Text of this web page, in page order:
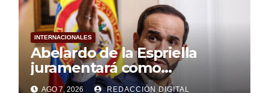
INTERNACIONALES
Abelardo de la Espriella
juramentará como
presidente de Colombia
AGO 7, 2026 REDACCIÓN DIGITAL